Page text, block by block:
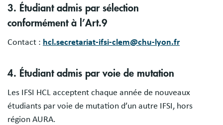
3. Étudiant admis par sélection
conformément à l’Art.9
Contact : hcl.secretariat-ifsi-clem@chu-lyon.fr
4. Étudiant admis par voie de mutation
Les IFSI HCL acceptent chaque année de nouveaux
étudiants par voie de mutation d’un autre IFSI, hors
région AURA.